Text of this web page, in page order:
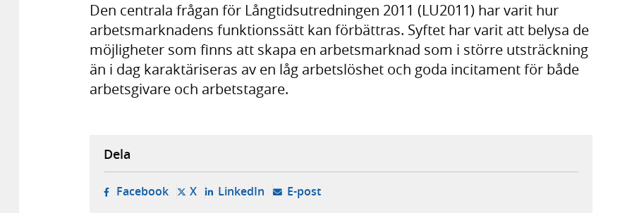
Den centrala frågan för Långtidsutredningen 2011 (LU2011) har varit hur
arbetsmarknadens funktionssätt kan förbättras. Syftet har varit att belysa de
möjligheter som finns att skapa en arbetsmarknad som i större utsträckning
än i dag karaktäriseras av en låg arbetslöshet och goda incitament för både
arbetsgivare och arbetstagare.
Dela
Facebook- öppnas i ny flik, extern webbplats,
X- öppnas i ny flik, extern webbplats,
LinkedIn- öppnas i ny flik, extern webbplats,
E-post- öppnar din e-postklient,